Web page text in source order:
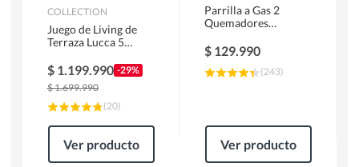
COLLECTION
Juego de Living de
Terraza Lucca 5
$ 1.199.990 -29%
$1.699.990
(20)
Ver producto
Parrilla a Gas 2
Quemadores
$ 129.990
(243)
Ver producto